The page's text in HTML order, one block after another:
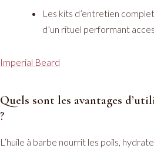
Les kits d’entretien
d’un rituel performant
Imperial Beard
Quels sont les avantages
?
L’huile à barbe nourrit les poils,